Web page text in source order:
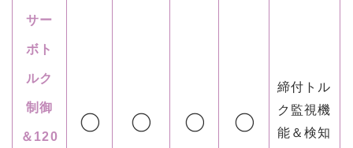
サー
ボト
ルク
制御
＆120
締付トル
ク監視機
能＆検知